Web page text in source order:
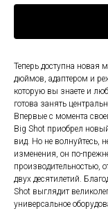
Теперь доступна
дюймов, адаптером и
которую вы знаете и
готова занять
Впервые с момента
Big Shot приобрел
вид. Но не волнуйтесь,
изменения, он по-
производительностью,
двух десятилетий.
Shot выглядит
универсальное